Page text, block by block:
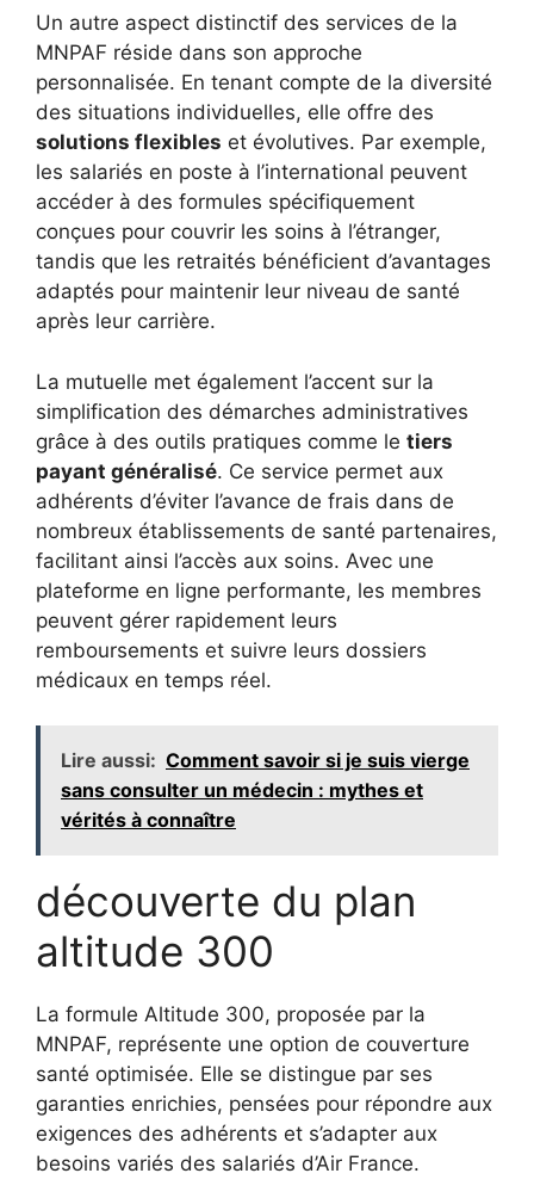
Un autre aspect distinctif des services de la
MNPAF réside dans son approche
personnalisée. En tenant compte de la diversité
des situations individuelles, elle offre des
solutions flexibles et évolutives. Par exemple,
les salariés en poste à l’international peuvent
accéder à des formules spécifiquement
conçues pour couvrir les soins à l’étranger,
tandis que les retraités bénéficient d’avantages
adaptés pour maintenir leur niveau de santé
après leur carrière.
La mutuelle met également l’accent sur la
simplification des démarches administratives
grâce à des outils pratiques comme le tiers
payant généralisé. Ce service permet aux
adhérents d’éviter l’avance de frais dans de
nombreux établissements de santé partenaires,
facilitant ainsi l’accès aux soins. Avec une
plateforme en ligne performante, les membres
peuvent gérer rapidement leurs
remboursements et suivre leurs dossiers
médicaux en temps réel.
Lire aussi: Comment savoir si je suis vierge
sans consulter un médecin : mythes et
vérités à connaître
découverte du plan
altitude 300
La formule Altitude 300, proposée par la
MNPAF, représente une option de couverture
santé optimisée. Elle se distingue par ses
garanties enrichies, pensées pour répondre aux
exigences des adhérents et s’adapter aux
besoins variés des salariés d’Air France.